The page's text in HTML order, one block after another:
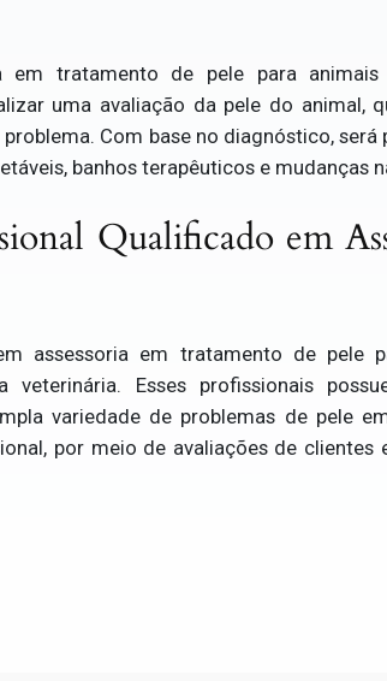
em tratamento de pele para
uma avaliação da pele do animal,
Com base no diagnóstico,
banhos terapêuticos e mudanças
Qualificado em
assessoria em tratamento de pele
veterinária. Esses profissionais
variedade de problemas de pele
por meio de avaliações de